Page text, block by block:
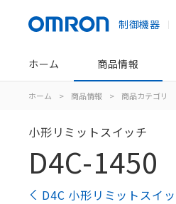
制御機器
ホーム 商品情報
ホーム > 商品情報 > 商品カテゴリ
小形リミットスイッチ
D4C-1450
D4C 小形リミットスイ